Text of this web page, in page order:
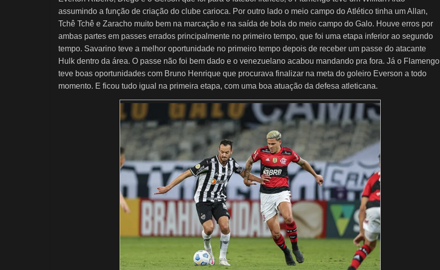
assumindo a função de criação do clube carioca. Por outro lado o meio campo do Atlético tinha um Allan,
Tchê Tchê e Zaracho muito bem na marcação e na saída de bola do meio campo do Galo. Houve erros por
ambas partes em passes errados principalmente no primeiro tempo, que foi uma etapa inferior ao segundo
tempo. Savarino teve a melhor oportunidade no primeiro tempo depois de receber um passe do atacante
Hulk dentro da área. O passe não foi bem dado e o venezuelano acabou mandando pra fora. Já o Flamengo
teve boas oportunidades com Bruno Henrique que procurava finalizar na meta do goleiro Everson a todo
momento. E ficou tudo igual na primeira etapa, com uma boa atuação da defesa atleticana.